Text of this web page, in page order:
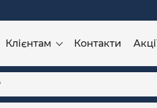
Клієнтам Контакти